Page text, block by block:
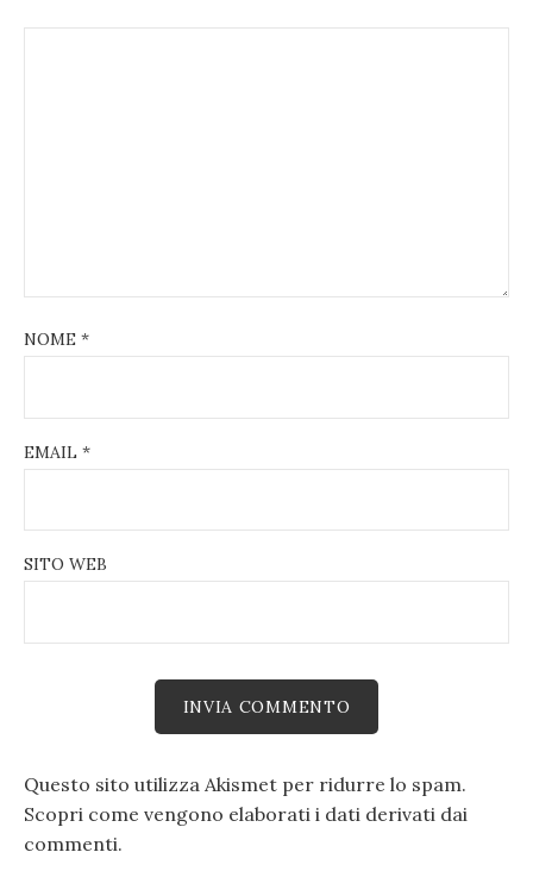
NOME *
EMAIL *
SITO WEB
Questo sito utilizza Akismet per ridurre lo spam.
Scopri come vengono elaborati i dati derivati dai
commenti.